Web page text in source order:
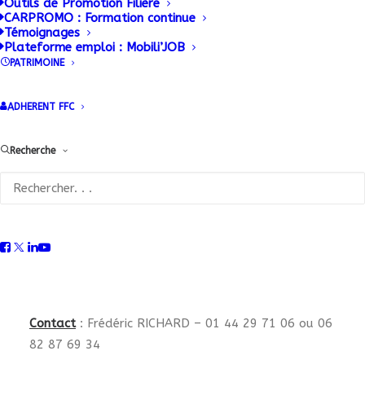
Outils de Promotion Filière
CARPROMO : Formation continue
Témoignages
Plateforme emploi : Mobili’JOB
PATRIMOINE
ADHERENT FFC
Recherche
Bien entendu, en marge de l’espace dédié à votre
entreprise, le Pavillon FFC/SOLUTRANS met
également à votre disposition un réceptif ainsi
complément d’information.
Contact: Frédéric RICHARD – 01 44 29 71 06 ou 06
82 87 69 34